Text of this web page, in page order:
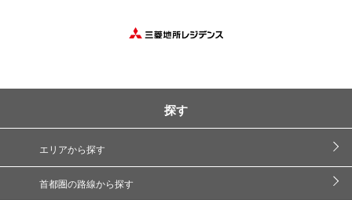
探す
エリアから探す
首都圏の路線から探す